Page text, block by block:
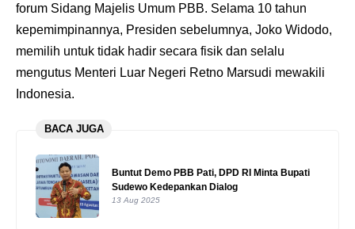
forum Sidang Majelis Umum PBB. Selama 10 tahun
kepemimpinannya, Presiden sebelumnya, Joko Widodo,
memilih untuk tidak hadir secara fisik dan selalu
mengutus Menteri Luar Negeri Retno Marsudi mewakili
Indonesia.
BACA JUGA
Buntut Demo PBB Pati, DPD RI Minta Bupati
Sudewo Kedepankan Dialog
13 Aug 2025